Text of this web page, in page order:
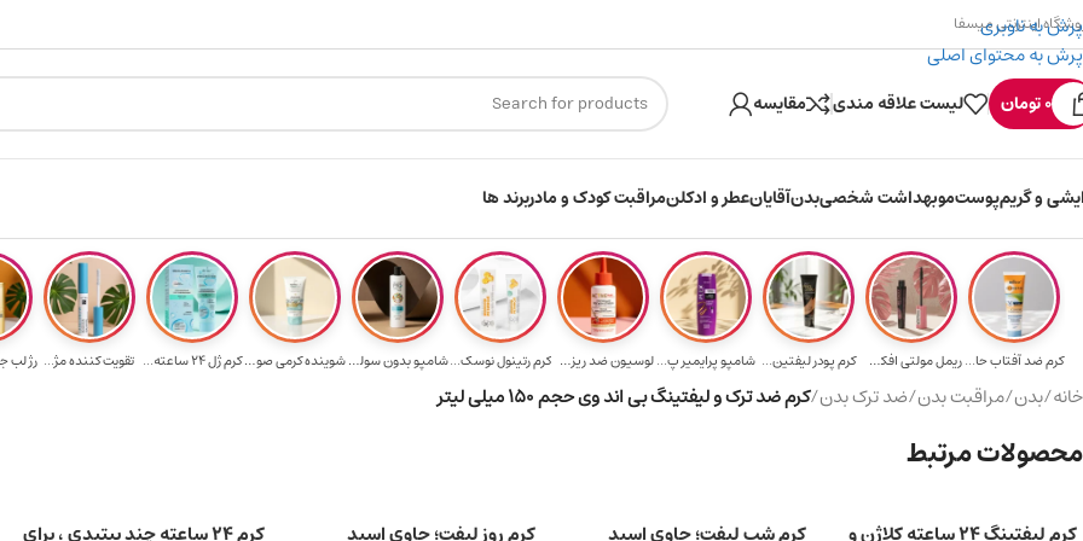
پرش به ناوبری
پرش به محتوای اصلی
هدیه برای خرید های بالای ۵ میلیون ارسال رایگان برای خرید ۳.۵ میلیون به یالا ۳۰۰ میسکوین (۳۰ هزار تومن) هدیه خرید اول
اینترنتی میسفا
0تومان لیست علاقه مندی مقایسه
و گریمپوستموبهداشت شخصیبدنآقایانعطر و ادکلنمراقبت کودک و مادربرند ها
کرم ضد آفتاب حا... ریمل مولتی افکت... کرم پودر لیفتین... شامپو پرایمیر پ... لوسیون ضد ریزش ... کرم رتینول نوسک... شامپو بدون سولف... شوینده کرمی صور...کرم ژل ۲۴ ساعته... تقویت‌ کننده مژ... رژ لب
خانه/بدن/مراقبت بدن/ضد ترک بدن/کرم ضد ترک و لیفتینگ بی اند وی حجم ۱۵۰ میلی لیتر
محصولات مرتبط
کرم لیفتینگ ۲۴ ساعته کلاژن و کرم شب لیفت؛ حاوی اسید کرم روز لیفت؛ حاوی اسید کرم 24 ساعته چند پپتیدی ، برای